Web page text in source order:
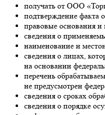
получать от ООО
подтверждение факта
правовые основания
сведения о
наименование и
сведения о лицах,
на основании
перечень
не предусмотрен
сведения о сроках
сведения о порядке